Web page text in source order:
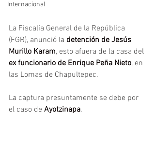
Internacional
La Fiscalía General de la República
(FGR), anunció la detención de Jesús
Murillo Karam, esto afuera de la casa del
ex funcionario de Enrique Peña Nieto, en
las Lomas de Chapultepec.
La captura presuntamente se debe por
el caso de Ayotzinapa.